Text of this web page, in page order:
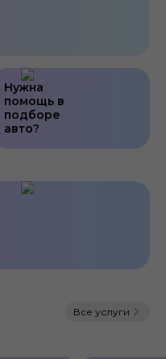
Нужна
помощь в
подборе
авто?
Все услуги